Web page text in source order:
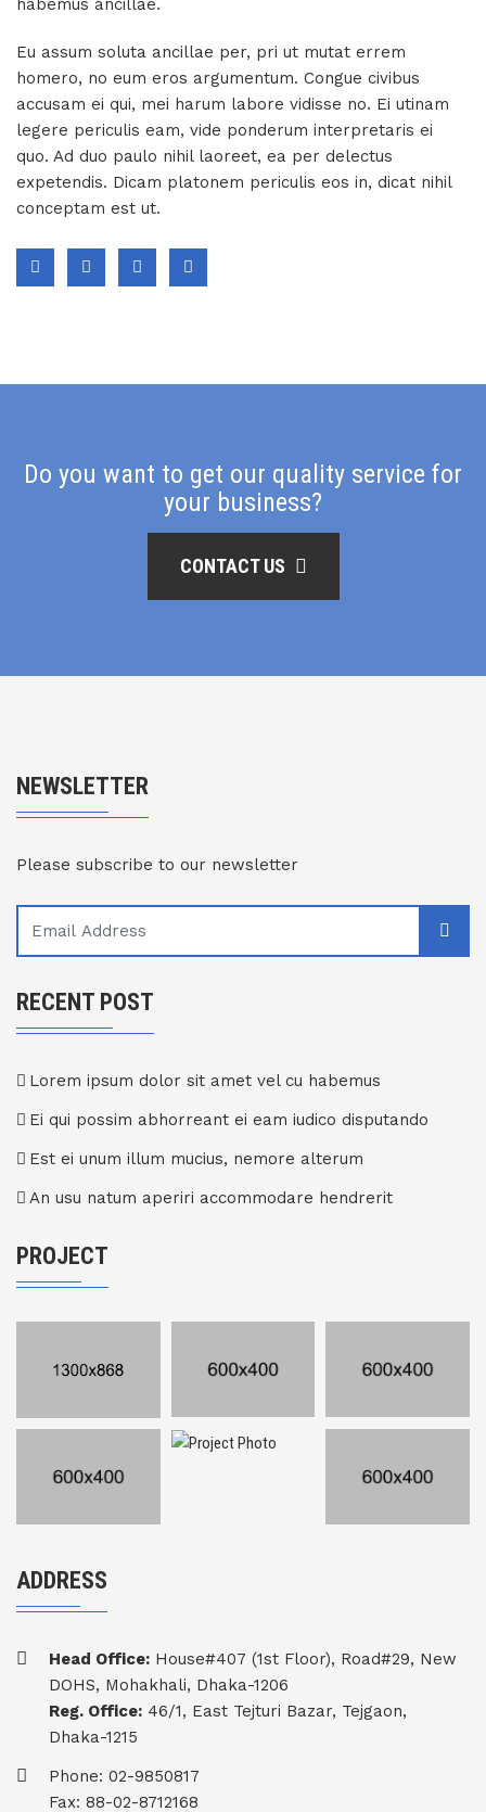
habemus ancillae.
Eu assum soluta ancillae per, pri ut mutat errem
homero, no eum eros argumentum. Congue civibus
accusam ei qui, mei harum labore vidisse no. Ei utinam
legere periculis eam, vide ponderum interpretaris ei
quo. Ad duo paulo nihil laoreet, ea per delectus
expetendis. Dicam platonem periculis eos in, dicat nihil
conceptam est ut.
Do you want to get our quality service for
your business?
CONTACT US
NEWSLETTER
Please subscribe to our newsletter
RECENT POST
Lorem ipsum dolor sit amet vel cu habemus
Ei qui possim abhorreant ei eam iudico disputando
Est ei unum illum mucius, nemore alterum
An usu natum aperiri accommodare hendrerit
PROJECT
ADDRESS
Head Office: House#407 (1st Floor), Road#29, New
DOHS, Mohakhali, Dhaka-1206
Reg. Office: 46/1, East Tejturi Bazar, Tejgaon,
Dhaka-1215
Phone: 02-9850817
Fax: 88-02-8712168